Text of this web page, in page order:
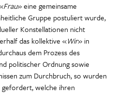
Frau» eine gemeinsame
Gruppe postuliert wurde,
Konstellationen nicht
das kollektive «Wir» in
dem Prozess des
politischer Ordnung sowie
zum Durchbruch, so wurden
gefordert, welche ihren